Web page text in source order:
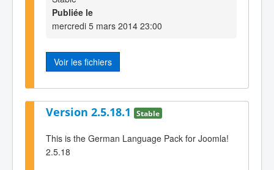
Publiée le
mercredi 5 mars 2014 23:00
Voir les fichiers
Version 2.5.18.1 Stable
This is the German Language Pack for Joomla!
2.5.18